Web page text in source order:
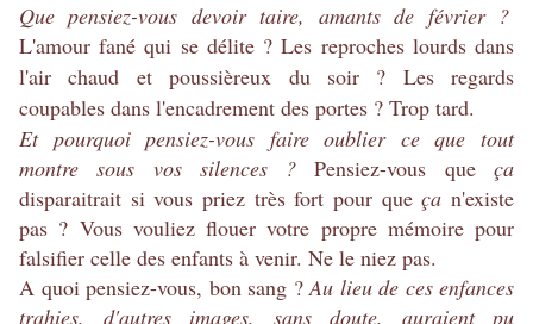
Que pensiez-vous devoir taire, amants de février ?
L'amour fané qui se délite ? Les reproches lourds dans
l'air chaud et poussièreux du soir ? Les regards
coupables dans l'encadrement des portes ? Trop tard.
Et pourquoi pensiez-vous faire oublier ce que tout
montre sous vos silences ?Pensiez-vous queça
disparaitrait si vous priez très fort pour queça n'existe
pas ? Vous vouliez flouer votre propre mémoire pour
falsifier celle des enfants à venir. Ne le niez pas.
A quoi pensiez-vous, bon sang ?Au lieu de ces enfances
trahies, d'autres images, sans doute, auraient pu